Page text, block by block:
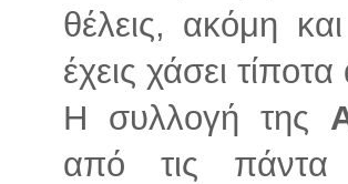
θέλεις, ακόμη
έχεις χάσει
Η συλλογή της
από τις πάντα